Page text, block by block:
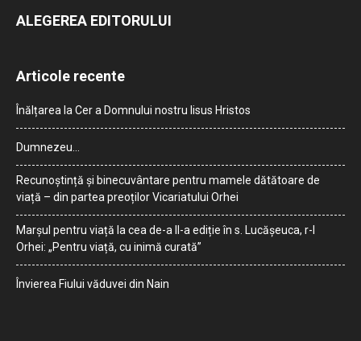
ALEGEREA EDITORULUI
Articole recente
Înălțarea la Cer a Domnului nostru Iisus Hristos
Dumnezeu…
Recunoștință și binecuvântare pentru mamele dătătoare de
viață – din partea preoților Vicariatului Orhei
Marșul pentru viață la cea de-a II-a ediție în s. Lucășeuca, r-l
Orhei: „Pentru viață, cu inimă curată”
Învierea Fiului văduvei din Nain